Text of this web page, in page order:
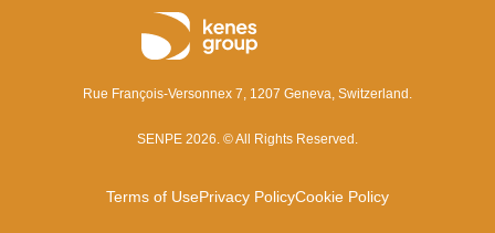
Rue François-Versonnex 7, 1207 Geneva, Switzerland.
SENPE 2026. © All Rights Reserved.
Terms of UsePrivacy PolicyCookie Policy